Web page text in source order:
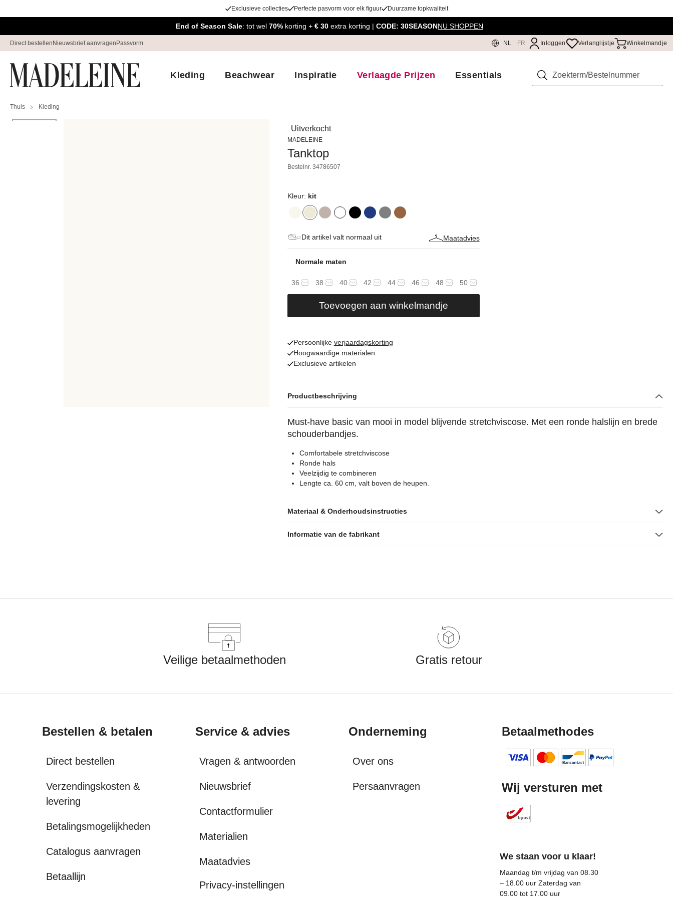
Exclusieve collecties Perfecte pasvorm voor elk figuur Duurzame topkwaliteit
End of Season Sale: tot wel 70% korting + € 30 extra korting | CODE: 30SEASONNU SHOPPEN
Direct bestellen Nieuwsbrief aanvragen Passvorm NL FR Inloggen Verlanglijstje Winkelmandje
Kleding Beachwear Inspiratie Verlaagde Prijzen Essentials Zoeken
Thuis Kleding
Uitverkocht
MADELEINE
Tanktop
Bestelnr. 34786507
Kleur: kit
Dit artikel valt normaal uit Maatadvies
Normale maten
36 38 40 42 44 46 48 50
Toevoegen aan winkelmandje
Persoonlijke verjaardagskorting
Hoogwaardige materialen
Exclusieve artikelen
Productbeschrijving
Must-have basic van mooi in model blijvende stretchviscose. Met een ronde halslijn en brede
schouderbandjes.
Comfortabele stretchviscose
Ronde hals
Veelzijdig te combineren
Lengte ca. 60 cm, valt boven de heupen.
Materiaal & Onderhoudsinstructies
Informatie van de fabrikant
Veilige betaalmethoden Gratis retour
Bestellen & betalen
Direct bestellen
Verzendingskosten &
levering
Betalingsmogelijkheden
Catalogus aanvragen
Betaallijn
Service & advies
Vragen & antwoorden
Nieuwsbrief
Contactformulier
Materialien
Maatadvies
Privacy-instellingen
Onderneming
Over ons
Persaanvragen
Betaalmethodes
Wij versturen met
We staan voor u klaar!
Maandag t/m vrijdag van 08.30
– 18.00 uur Zaterdag van
09.00 tot 17.00 uur